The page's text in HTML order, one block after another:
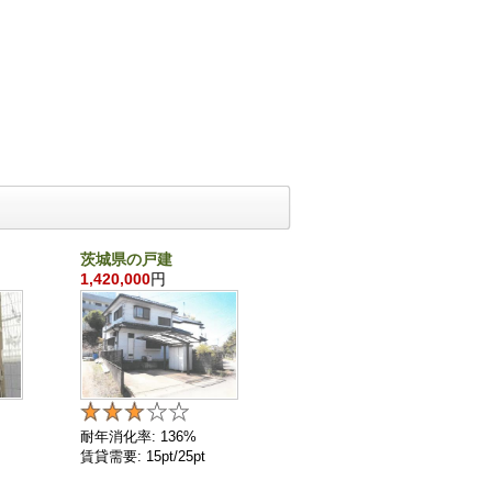
茨城県の戸建
1,420,000円
耐年消化率: 136%
賃貸需要: 15pt/25pt